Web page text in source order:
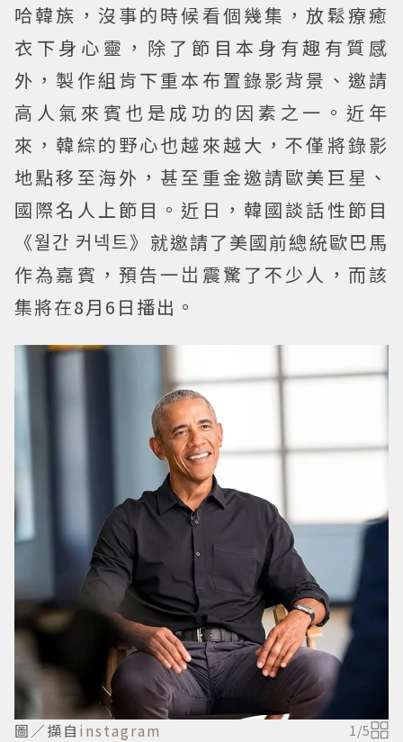
哈韓族，沒事的時候看個幾集，放鬆療癒
衣下身心靈，除了節目本身有趣有質感
外，製作組肯下重本布置錄影背景、邀請
高人氣來賓也是成功的因素之一。近年
來，韓綜的野心也越來越大，不僅將錄影
地點移至海外，甚至重金邀請歐美巨星、
國際名人上節目。近日，韓國談話性節目
《월간 커넥트》就邀請了美國前總統歐巴馬
作為嘉賓，預告一岀震驚了不少人，而該
集將在8月6日播出。
圖／擷自 instagram 1 /5